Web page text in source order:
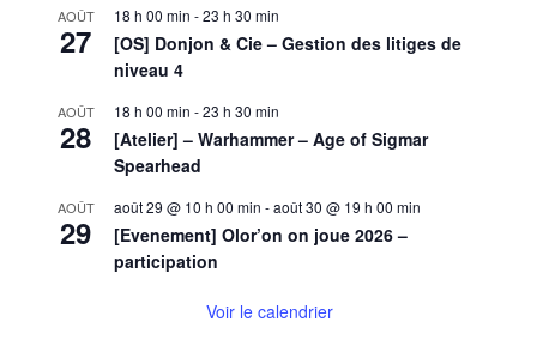
AOÛT
27
18 h 00 min -23 h 30 min
[OS] Donjon & Cie – Gestion des litiges de
niveau 4
AOÛT
28
18 h 00 min -23 h 30 min
[Atelier] – Warhammer – Age of Sigmar
Spearhead
AOÛT
29
août 29 @ 10 h 00 min -août 30 @ 19 h 00 min
[Evenement] Olor’on on joue 2026 –
participation
Voir le calendrier